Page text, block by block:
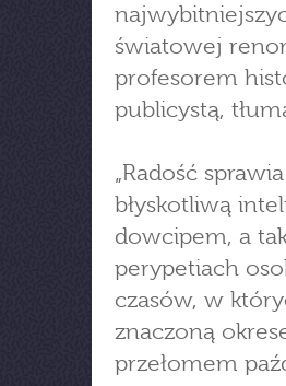
światowej
profesorem
publicystą,
„Radość
błyskotliwą
dowcipem, a
perypetiach
czasów, w
znaczoną
przełomem